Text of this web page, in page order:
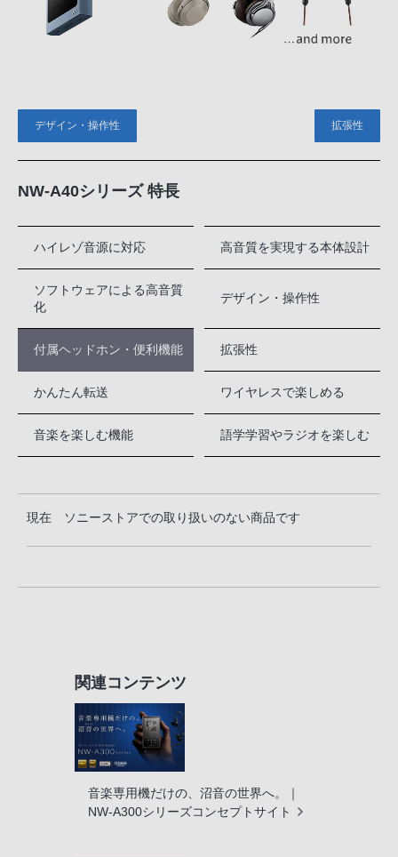
デザイン・操作性 拡張性
NW-A40シリーズ 特長
ハイレゾ音源に対応 高音質を実現する本体設計
ソフトウェアによる高音質
化
デザイン・操作性
付属ヘッドホン・便利機能 拡張性
かんたん転送 ワイヤレスで楽しめる
音楽を楽しむ機能 語学学習やラジオを楽しむ
現在 ソニーストアでの取り扱いのない商品です
関連コンテンツ
音楽専用機だけの、沼音の世界へ。｜
NW-A300シリーズコンセプトサイト